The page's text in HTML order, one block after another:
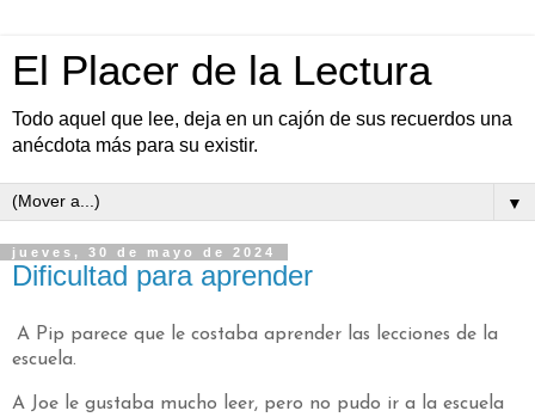
El Placer de la Lectura
Todo aquel que lee, deja en un cajón de sus recuerdos una
anécdota más para su existir.
▼
jueves, 30 de mayo de 2024
Dificultad para aprender
A Pip parece que le costaba aprender las lecciones de la
escuela.
A Joe le gustaba mucho leer, pero no pudo ir a la escuela